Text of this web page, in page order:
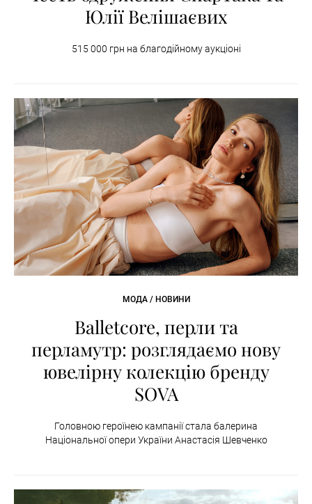
Юлії Велішаєвих
515 000 грн на благодійному аукціоні
МОДА / НОВИНИ
Balletcore, перли та
перламутр: розглядаємо нову
ювелірну колекцію бренду
SOVA
Головною героїнею кампанії стала балерина
Національної опери України Анастасія Шевченко